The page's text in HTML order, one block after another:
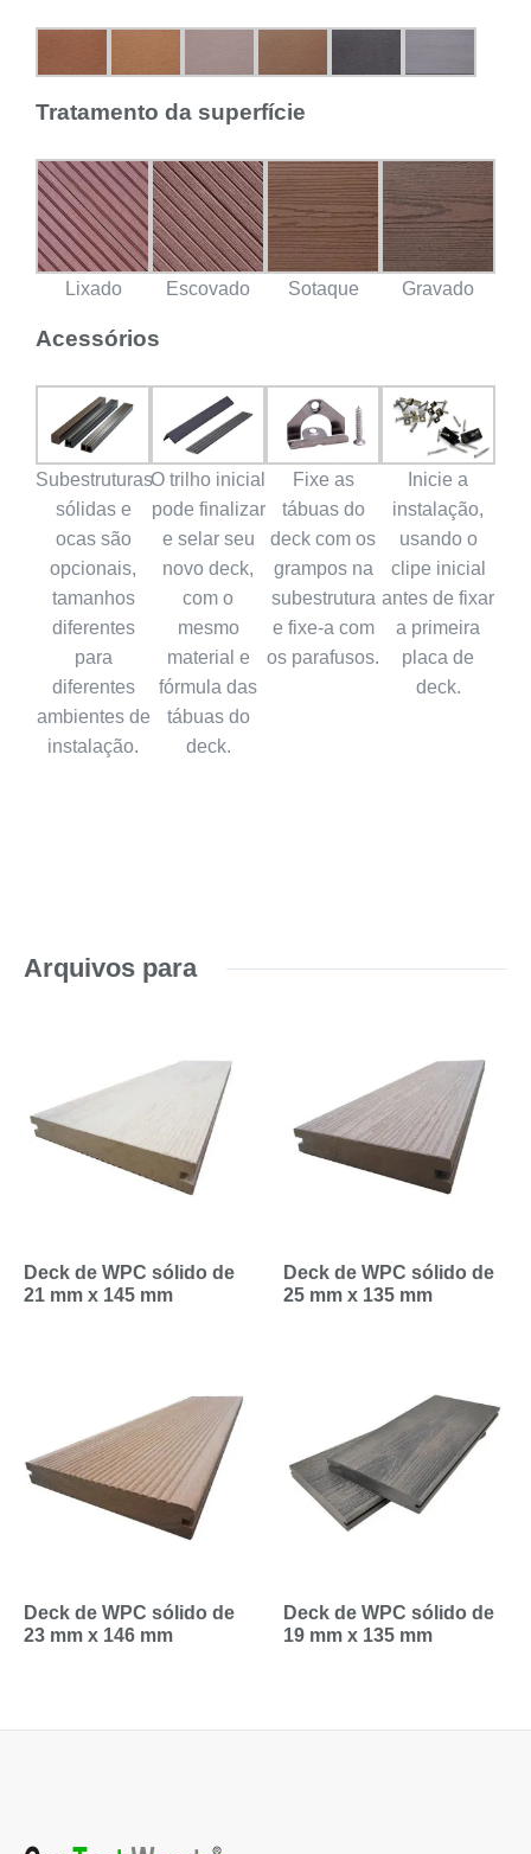
Tratamento da superfície
Lixado Escovado Sotaque Gravado
Acessórios
Subestruturas
sólidas e
ocas são
opcionais,
tamanhos
diferentes
para
diferentes
ambientes de
instalação.
O trilho inicial
pode finalizar
e selar seu
novo deck,
com o
mesmo
material e
fórmula das
tábuas do
deck.
Fixe as
tábuas do
deck com os
grampos na
subestrutura
e fixe-a com
os parafusos.
Inicie a
instalação,
usando o
clipe inicial
antes de fixar
a primeira
placa de
deck.
Arquivos para
Deck de WPC sólido de
21 mm x 145 mm
Deck de WPC sólido de
25 mm x 135 mm
Deck de WPC sólido de
23 mm x 146 mm
Deck de WPC sólido de
19 mm x 135 mm